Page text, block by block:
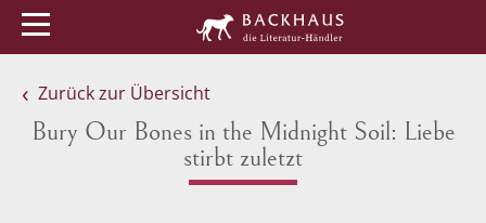
Zurück zur Übersicht
Bury Our Bones in the Midnight Soil: Liebe
stirbt zuletzt